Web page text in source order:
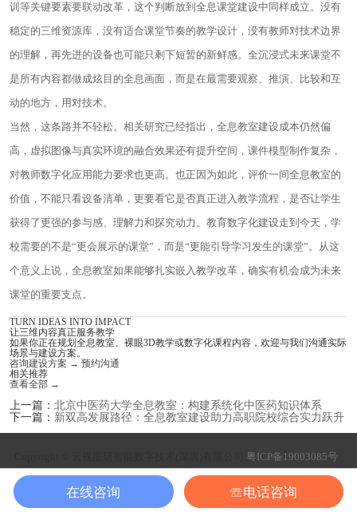
训等关键要素要联动改革，这个判断放到全息课堂建设中同样成立。没有
稳定的三维资源库，没有适合课堂节奏的教学设计，没有教师对技术边界
的理解，再先进的设备也可能只剩下短暂的新鲜感。全沉浸式未来课堂不
是所有内容都做成炫目的全息画面，而是在最需要观察、推演、比较和互
动的地方，用对技术。
当然，这条路并不轻松。相关研究已经指出，全息教室建设成本仍然偏
高，虚拟图像与真实环境的融合效果还有提升空间，课件模型制作复杂，
对教师数字化应用能力要求也更高。也正因为如此，评价一间全息教室的
价值，不能只看设备清单，更要看它是否真正进入教学流程，是否让学生
获得了更强的参与感、理解力和探究动力。教育数字化建设走到今天，学
校需要的不是“更会展示的课堂”，而是“更能引导学习发生的课堂”。从这
个意义上说，全息教室如果能够扎实嵌入教学改革，确实有机会成为未来
课堂的重要支点。
TURN IDEAS INTO IMPACT
让三维内容真正服务教学
如果你正在规划全息教室、裸眼3D教学或数字化课程内容，欢迎与我们沟通实际
场景与建设方案。
咨询建设方案 → 预约沟通
相关推荐
查看全部 →
上一篇： 北京中医药大学全息教室：构建系统化中医药知识体系
下一篇： 新双高发展路径：全息教室建设助力高职院校综合实力跃升
粤ICP备19003085号
在线咨询 ☏电话咨询